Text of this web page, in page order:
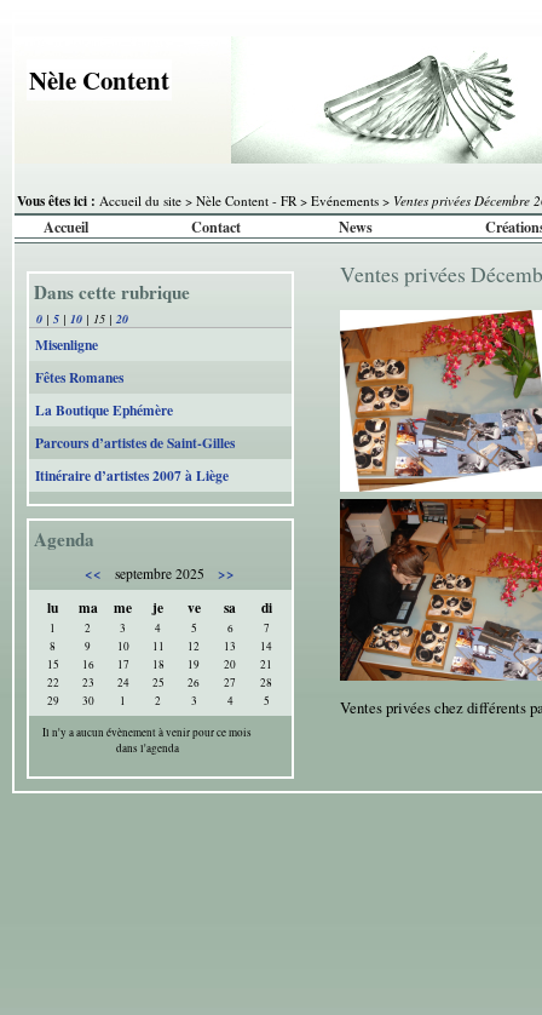
Nèle Content
Vous êtes ici : Accueil du site > Nèle Content - FR > Evénements > Ventes privées Décembre
Accueil Contact News
Dans cette rubrique
0 | 5 | 10 | 15 | 20
Misenligne
Fêtes Romanes
La Boutique Ephémère
Parcours d’artistes de Saint-Gilles
Itinéraire d’artistes 2007 à Liège
Agenda
<< septembre 2025
>>
lu
ma me je ve sa di
1 2 3 4 5 6
7
8
9 10 11 12 13
14
15
16 17 18 19 20
21
22
23 24 25 26 27
28
29
30 1 2 3 4
5
Il n'y a aucun évènement à venir pour ce mois
dans l'agenda
Ventes privées
Ventes privées chez différents